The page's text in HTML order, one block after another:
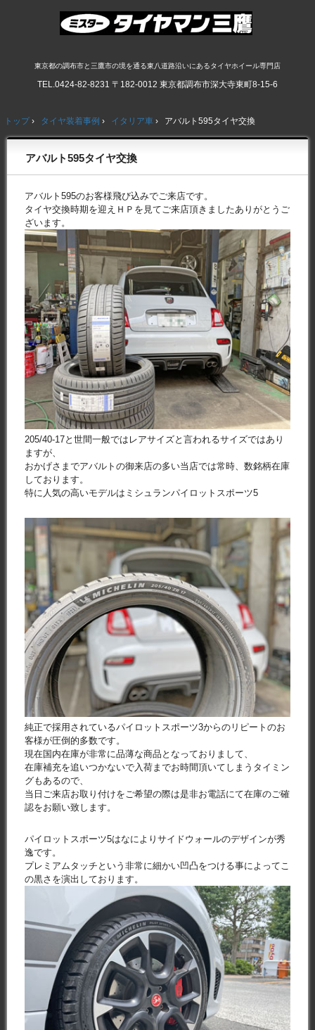
東京都の調布市と三鷹市の境を通る東八道路沿いにあるタイヤホイール専門店
TEL.0424-82-8231 〒182-0012 東京都調布市深大寺東町8-15-6
トップ › タイヤ装着事例 › イタリア車 › アバルト595タイヤ交換
アバルト595タイヤ交換
アバルト595のお客様飛び込みでご来店です。
タイヤ交換時期を迎えＨＰを見てご来店頂きましたありがとうご
ざいます。
205/40-17と世間一般ではレアサイズと言われるサイズではあり
ますが、
おかげさまでアバルトの御来店の多い当店では常時、数銘柄在庫
しております。
特に人気の高いモデルはミシュランパイロットスポーツ5
純正で採用されているパイロットスポーツ3からのリピートのお
客様が圧倒的多数です。
現在国内在庫が非常に品薄な商品となっておりまして、
在庫補充を追いつかないで入荷までお時間頂いてしまうタイミン
グもあるので、
当日ご来店お取り付けをご希望の際は是非お電話にて在庫のご確
認をお願い致します。
パイロットスポーツ5はなによりサイドウォールのデザインが秀
逸です。
プレミアムタッチという非常に細かい凹凸をつける事によってこ
の黒さを演出しております。